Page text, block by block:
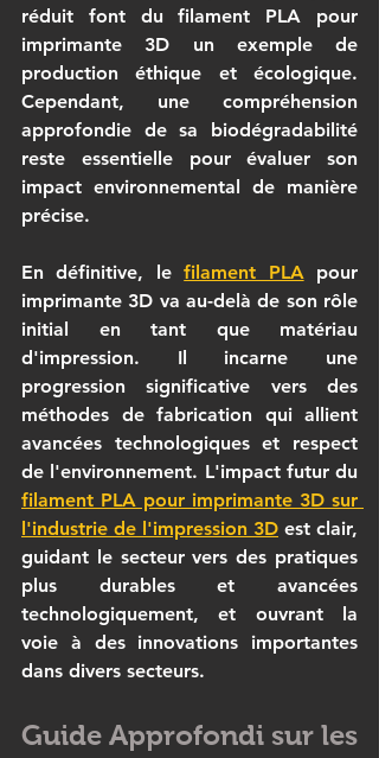
réduit font du filament PLA pour
imprimante 3D un exemple de
production éthique et écologique.
Cependant, une compréhension
approfondie de sa biodégradabilité
reste essentielle pour évaluer son
impact environnemental de manière
précise.
En définitive, le filament PLA pour
imprimante 3D va au-delà de son rôle
initial en tant que matériau
d'impression. Il incarne une
progression significative vers des
méthodes de fabrication qui allient
avancées technologiques et respect
filament PLA pour imprimante 3D sur
l'industrie de l'impression 3D est clair,
guidant le secteur vers des pratiques
plus durables et avancées
technologiquement, et ouvrant la
voie à des innovations importantes
dans divers secteurs.
Guide Approfondi sur les